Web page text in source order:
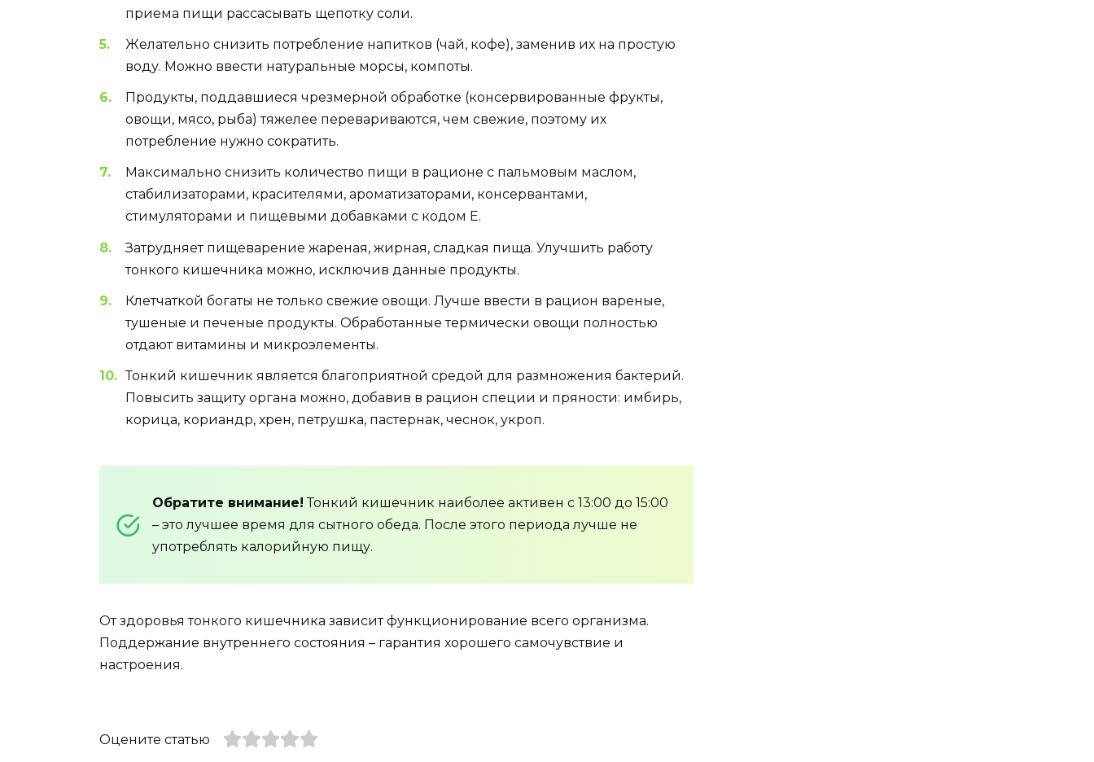
приема пищи рассасывать щепотку соли.
Желательно снизить потребление напитков (чай, кофе), заменив их на простую
воду. Можно ввести натуральные морсы, компоты.
Продукты, поддавшиеся чрезмерной обработке (консервированные фрукты,
овощи, мясо, рыба) тяжелее перевариваются, чем свежие, поэтому их
потребление нужно сократить.
Максимально снизить количество пищи в рационе с пальмовым маслом,
стабилизаторами, красителями, ароматизаторами, консервантами,
стимуляторами и пищевыми добавками с кодом E.
Затрудняет пищеварение жареная, жирная, сладкая пища. Улучшить работу
тонкого кишечника можно, исключив данные продукты.
Клетчаткой богаты не только свежие овощи. Лучше ввести в рацион вареные,
тушеные и печеные продукты. Обработанные термически овощи полностью
отдают витамины и микроэлементы.
Тонкий кишечник является благоприятной средой для размножения бактерий.
Повысить защиту органа можно, добавив в рацион специи и пряности: имбирь,
корица, кориандр, хрен, петрушка, пастернак, чеснок, укроп.
Обратите внимание! Тонкий кишечник наиболее активен с 13:00 до 15:00
– это лучшее время для сытного обеда. После этого периода лучше не
употреблять калорийную пищу.
От здоровья тонкого кишечника зависит функционирование всего организма.
Поддержание внутреннего состояния – гарантия хорошего самочувствие и
настроения.
Оцените статью